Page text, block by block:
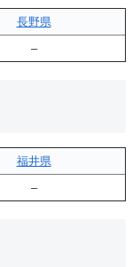
長野県
–
福井県
–